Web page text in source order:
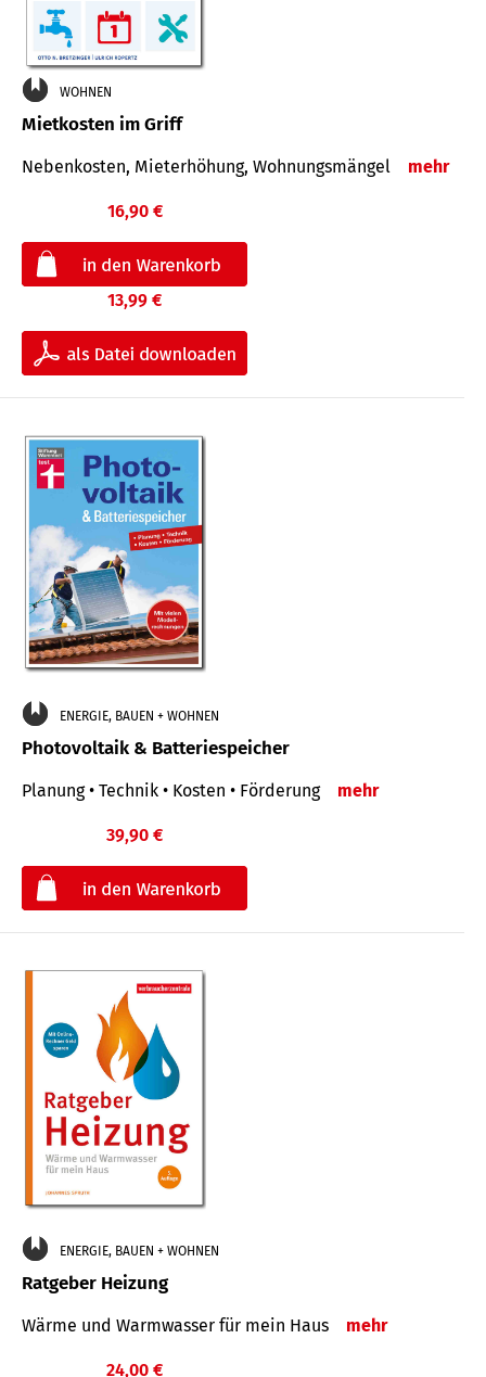
WOHNEN
Mietkosten im Griff
Nebenkosten, Mieterhöhung, Wohnungsmängel mehr
16,90 €
13,99 €
ENERGIE, BAUEN + WOHNEN
Photovoltaik & Batteriespeicher
Planung • Technik • Kosten • Förderung mehr
39,90 €
ENERGIE, BAUEN + WOHNEN
Ratgeber Heizung
Wärme und Warmwasser für mein Haus mehr
24,00 €